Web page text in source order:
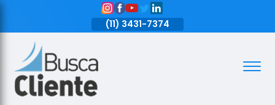
(11) 3431-7374
Assoalhos